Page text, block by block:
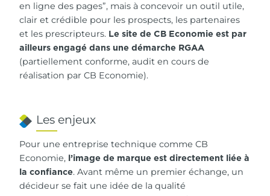
en ligne des pages”, mais à concevoir un outil utile,
clair et crédible pour les prospects, les partenaires
et les prescripteurs. Le site de CB Economie est par
ailleurs engagé dans une démarche RGAA
(partiellement conforme, audit en cours de
réalisation par CB Economie).
Les enjeux
Pour une entreprise technique comme CB
Economie, l’image de marque est directement liée à
la confiance. Avant même un premier échange, un
décideur se fait une idée de la qualité